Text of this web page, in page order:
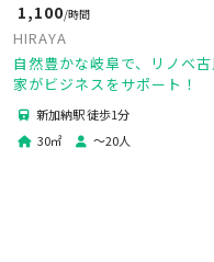
1,100/時間
HIRAYA
自然豊かな岐阜で、リノベ
家がビジネスをサポート！
新加納駅 徒歩1分
30㎡ 〜20人